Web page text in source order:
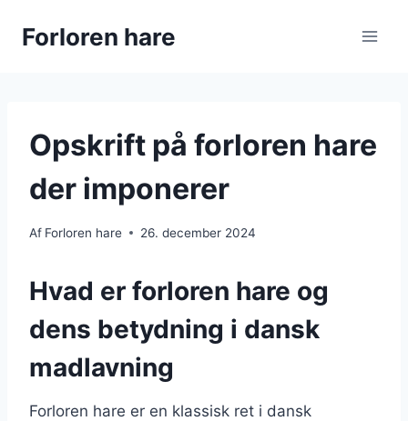
Forloren hare
Opskrift på forloren hare
der imponerer
Af Forloren hare 26. december 2024
Hvad er forloren hare og
dens betydning i dansk
madlavning
Forloren hare er en klassisk ret i dansk